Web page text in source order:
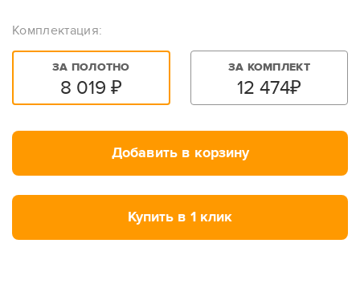
Комплектация:
ЗА ПОЛОТНО
8 019 ₽
ЗА КОМПЛЕКТ
12 474₽
Добавить в корзину
Купить в 1 клик